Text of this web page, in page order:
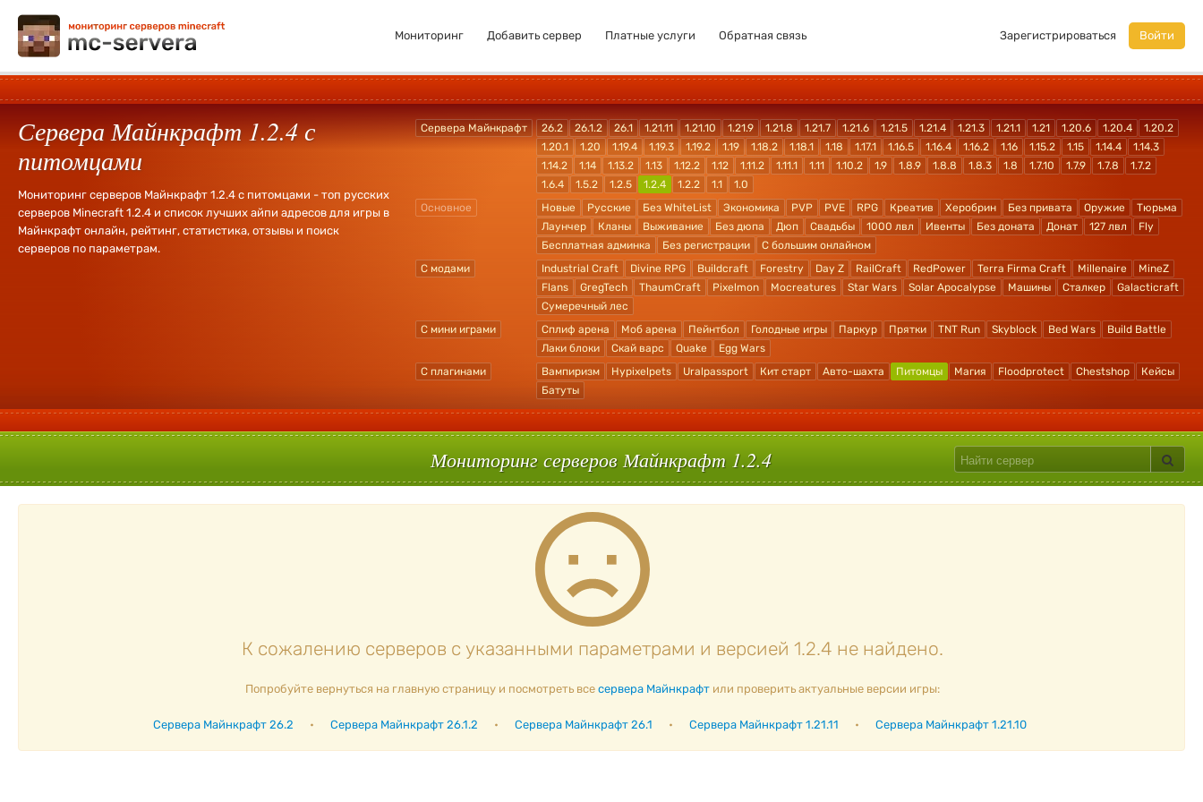
Мониторинг Добавить сервер Платные услуги Обратная связь Зарегистрироваться Войти
Сервера Майнкрафт 1.2.4 с
питомцами
Мониторинг серверов Майнкрафт 1.2.4 с питомцами - топ русских
серверов Minecraft 1.2.4 и список лучших айпи адресов для игры в
Майнкрафт онлайн, рейтинг, статистика, отзывы и поиск
серверов по параметрам.
Сервера Майнкрафт 26.2 26.1.2 26.1 1.21.11 1.21.10 1.21.9 1.21.8 1.21.7 1.21.6 1.21.5 1.21.4 1.21.3 1.21.1 1.21 1.20.6 1.20.4
1.20.2
1.20.1
1.20 1.19.4 1.19.3 1.19.2 1.19 1.18.2 1.18.1 1.18 1.17.1 1.16.5 1.16.4 1.16.2 1.16 1.15.2 1.15 1.14.4
1.14.3
1.14.2
1.14 1.13.2 1.13 1.12.2 1.12 1.11.2 1.11.1 1.11 1.10.2 1.9 1.8.9 1.8.8 1.8.3 1.8 1.7.10 1.7.9 1.7.8
1.7.2
1.6.4
1.5.2 1.2.5 1.2.4 1.2.2 1.1
1.0
Основное
Новые Русские Без WhiteList Экономика PVP PVE RPG Креатив Херобрин Без привата Оружие
Тюрьма
Лаунчер
Кланы Выживание Без дюпа Дюп Свадьбы 1000 лвл Ивенты Без доната Донат 127 лвл
Fly
Бесплатная админка
Без регистрации
С большим онлайном
С модами
Industrial Craft Divine RPG Buildcraft Forestry Day Z RailCraft RedPower Terra Firma Craft Millenaire
MineZ
Flans
GregTech ThaumCraft Pixelmon Mocreatures Star Wars Solar Apocalypse Машины Сталкер
Galacticraft
Сумеречный лес
С мини играми
Сплиф арена Моб арена Пейнтбол Голодные игры Паркур Прятки TNT Run Skyblock Bed Wars
Build Battle
Лаки блоки
Скай варс Quake
Egg Wars
С плагинами
Вампиризм Hypixelpets Uralpassport Кит старт Авто-шахта Питомцы Магия Floodprotect Chestshop
Кейсы
Батуты
Мониторинг серверов Майнкрафт 1.2.4
К сожалению серверов с указанными параметрами и версией 1.2.4 не найдено.
Попробуйте вернуться на главную страницу и посмотреть все сервера Майнкрафтили проверить актуальные версии игры:
Сервера Майнкрафт 26.2 • Сервера Майнкрафт 26.1.2 • Сервера Майнкрафт 26.1 • Сервера Майнкрафт 1.21.11 • Сервера Майнкрафт 1.21.10